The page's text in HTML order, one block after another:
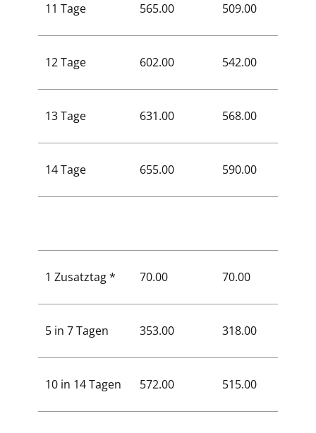
11 Tage 565.00 509.00
12 Tage 602.00 542.00
13 Tage 631.00 568.00
14 Tage 655.00 590.00
1 Zusatztag * 70.00 70.00
5 in 7 Tagen 353.00 318.00
10 in 14 Tagen 572.00 515.00